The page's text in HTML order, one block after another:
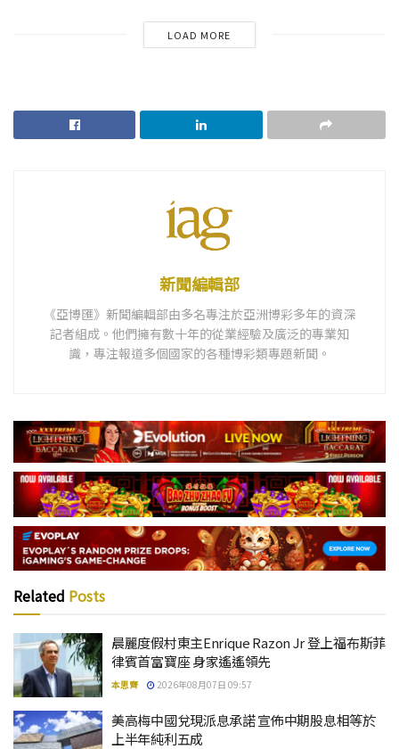
LOAD MORE
新聞編輯部
《亞博匯》新聞編輯部由多名專注於亞洲博彩多年的資深
記者組成。他們擁有數十年的從業經驗及廣泛的專業知
識，專注報道多個國家的各種博彩類專題新聞。
Related Posts
晨麗度假村東主Enrique Razon Jr 登上福布斯菲
律賓首富寶座 身家遙遙領先
本思齊 2026年08月07日 09:57
美高梅中國兌現派息承諾 宣佈中期股息相等於
上半年純利五成